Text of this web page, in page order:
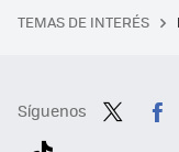
TEMAS DE INTERÉS
Síguenos